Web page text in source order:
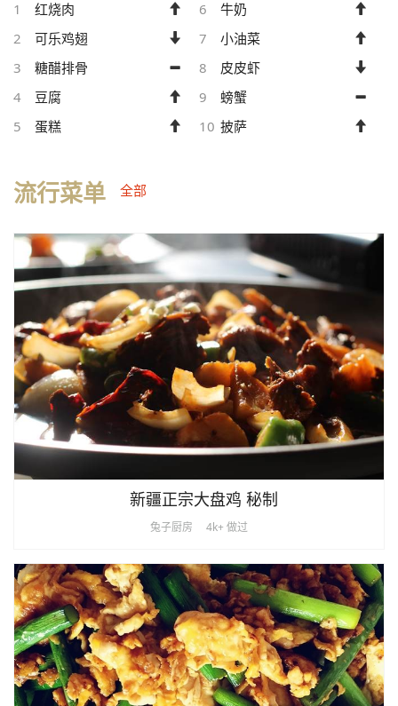
1
红烧肉
2
可乐鸡翅
3
糖醋排骨
4
豆腐
5
蛋糕
6
牛奶
7
小油菜
8
皮皮虾
9
螃蟹
10 披萨
流行菜单 全部
新疆正宗大盘鸡 秘制
兔子厨房 4k+ 做过